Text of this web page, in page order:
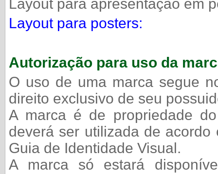
Layout para apresentação em
Layout para posters:
Autorização para uso da
O uso de uma marca segue
direito exclusivo de seu
A marca é de propriedade
deverá ser utilizada de
Guia de Identidade Visual.
A marca só estará